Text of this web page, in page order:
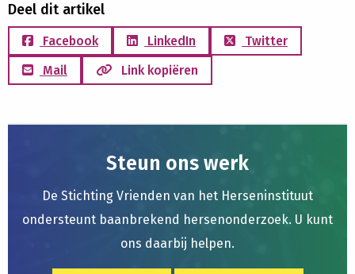
Deel dit artikel
Facebook LinkedIn
Twitter
Mail
Link kopiëren
Steun ons werk
De Stichting Vrienden van het Herseninstituut
ondersteunt baanbrekend hersenonderzoek. U kunt
ons daarbij helpen.